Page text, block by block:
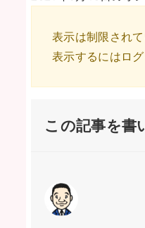
表示は制限され
表示するにはログ
この記事を書